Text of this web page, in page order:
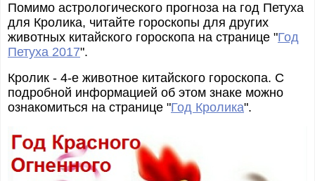
Помимо астрологического прогноза на год Петуха
для Кролика, читайте гороскопы для других
животных китайского гороскопа на странице "Год
Петуха 2017".
Кролик - 4-е животное китайского гороскопа. С
подробной информацией об этом знаке можно
ознакомиться на странице "Год Кролика".